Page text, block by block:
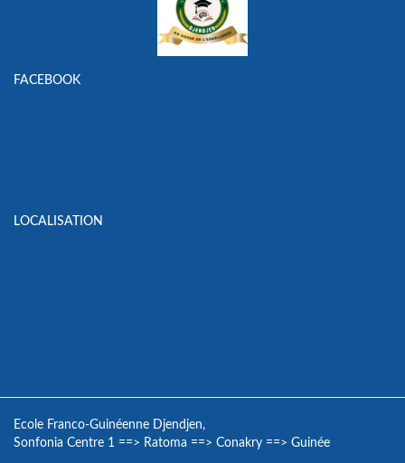
FACEBOOK
LOCALISATION
Ecole Franco-Guinéenne Djendjen,
Sonfonia Centre 1 ==> Ratoma ==> Conakry ==> Guinée